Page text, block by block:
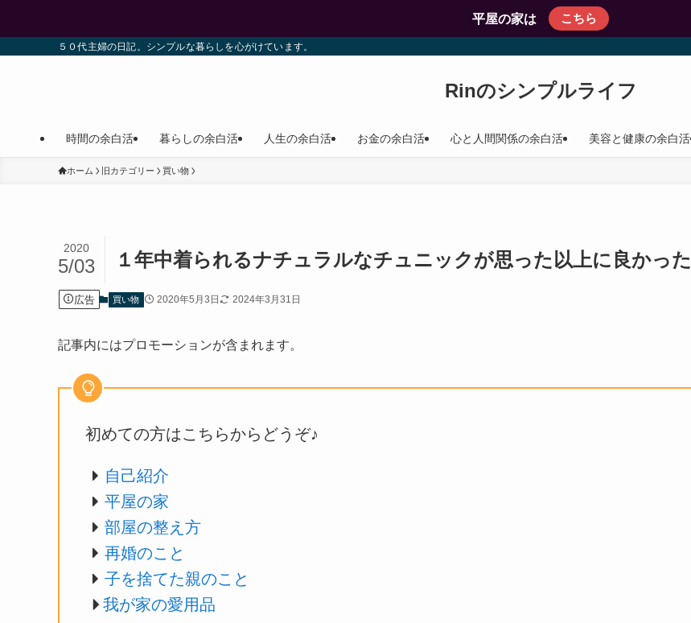
平屋の家は こちら
５０代主婦の日記。シンプルな暮らしを心がけています。
Rinのシンプルライフ
時間の余白活 暮らしの余白活 人生の余白活 お金の余白活 心と人間関係の余白活 美容と健康の余白活
ホーム 旧カテゴリー 買い物
１年中着られるナチュラルなチュニックが思った以上に良かった
2020
5/03
広告 買い物 2020年5月3日 2024年3月31日
記事内にはプロモーションが含まれます。
初めての方はこちらからどうぞ♪
自己紹介
平屋の家
部屋の整え方
再婚のこと
子を捨てた親のこと
我が家の愛用品